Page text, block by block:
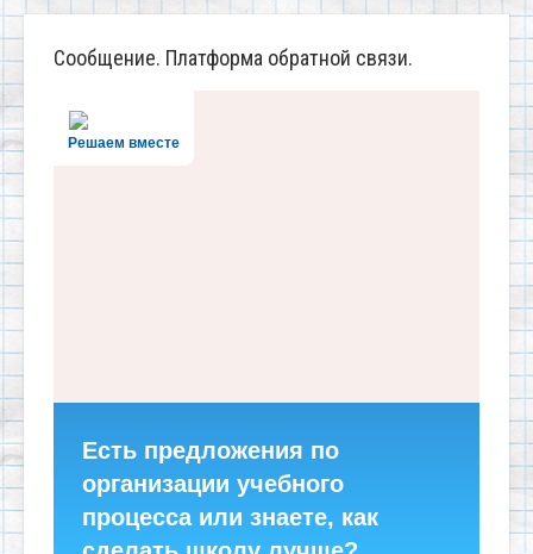
Сообщение. Платформа обратной связи.
Решаем вместе
Есть предложения по
организации учебного
процесса или знаете, как